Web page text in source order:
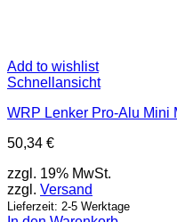
Add to wishlist
Schnellansicht
WRP Lenker Pro-Alu Mini
50,34 €
zzgl. 19% MwSt.
zzgl. Versand
Lieferzeit: 2-5 Werktage